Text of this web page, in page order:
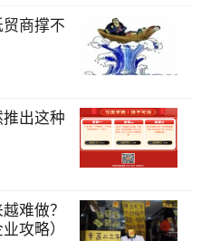
商撑不
出这种
难做？
攻略）